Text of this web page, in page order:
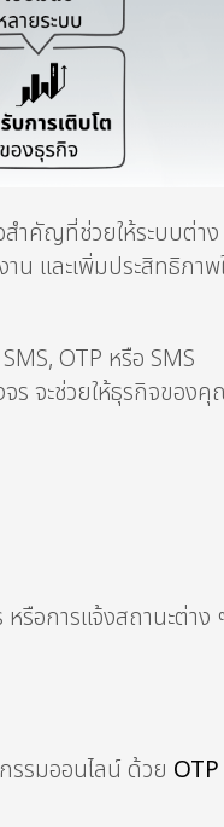
สำคัญที่ช่วยให้ระบบต่า
น และเพิ่มประสิทธิภาพ
OTP หรือ SMS
ร จะช่วยให้ธุรกิจของ
รือการแจ้งสถานะต่าง
รรมออนไลน์ ด้วย